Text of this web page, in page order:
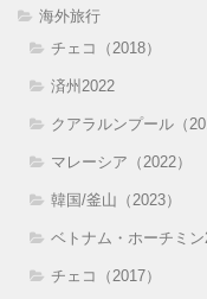
海外旅行
チェコ（2018）
済州2022
クアラルンプール（
マレーシア（2022）
韓国/釜山（2023）
ベトナム・ホーチミン
チェコ（2017）